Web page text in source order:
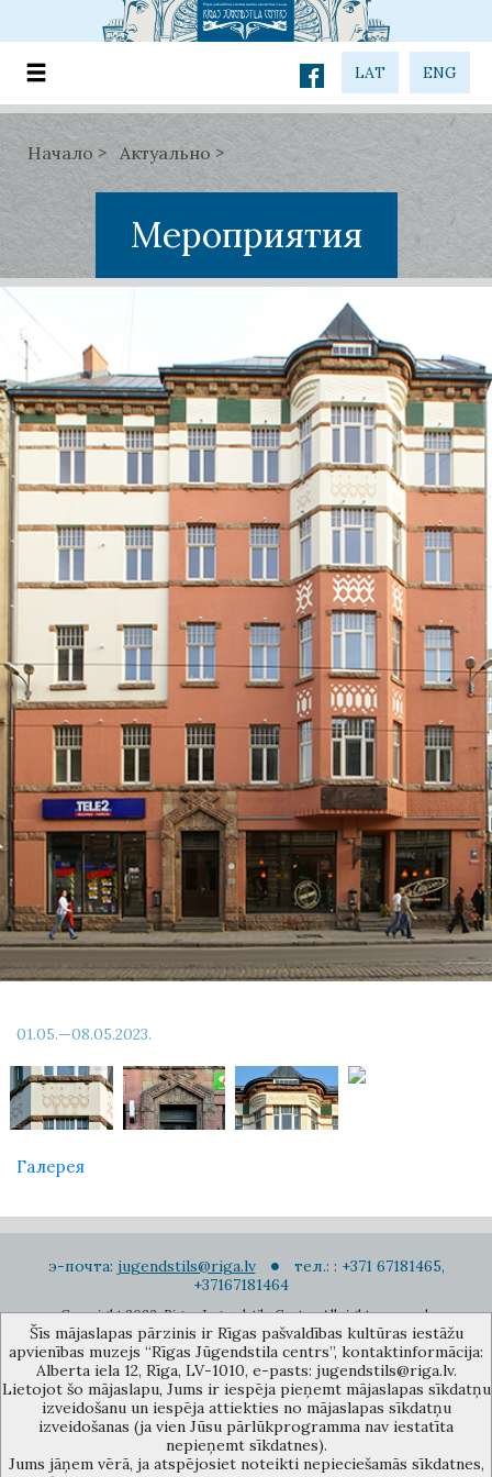
LAT ENG
Начало Актуально
Мероприятия
01.05.—08.05.2023.
Галерея
э-почта: jugendstils@riga.lv
тел.: : +371 67181465,
+37167181464
Copyright 2022. Rigas Jugendstila Centrs. All right reserved.
Подписаться на новости
Музей объединения культурных учереждений Рижского
Šīs mājaslapas pārzinis ir Rīgas pašvaldības kultūras iestāžu
apvienības muzejs “Rīgas Jūgendstila centrs”, kontaktinformācija:
Alberta iela 12, Rīga, LV-1010, e-pasts: jugendstils@riga.lv.
Lietojot šo mājaslapu, Jums ir iespēja pieņemt mājaslapas sīkdatņu
izveidošanu un iespēja attiekties no mājaslapas sīkdatņu
izveidošanas (ja vien Jūsu pārlūkprogramma nav iestatīta
nepieņemt sīkdatnes).
Jums jāņem vērā, ja atspējosiet noteikti nepieciešamās sīkdatnes,